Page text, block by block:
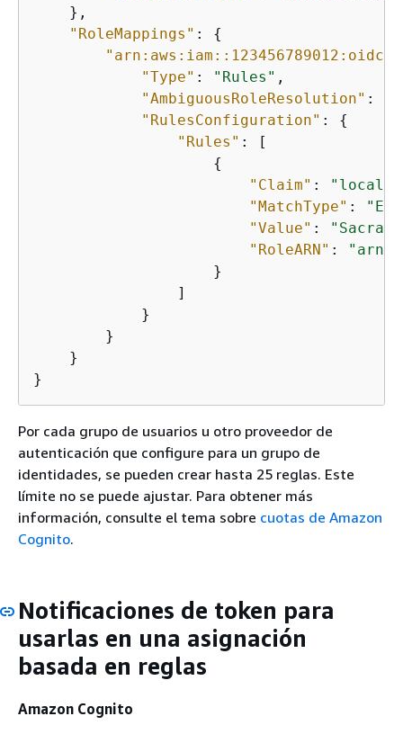
    },
"RoleMappings" : {
"arn:aws:iam::123456789012:oidc-
"Type" : "Rules" ,
"AmbiguousRoleResolution" :
"RulesConfiguration" : {
"Rules" : [
{
"Claim" : "locale"
"MatchType" :
"Value" :
"RoleARN" :
                    }
                ]
            }
        }
    }
}
Por cada grupo de usuarios u otro proveedor de
autenticación que configure para un grupo de
identidades, se pueden crear hasta 25 reglas. Este
límite no se puede ajustar. Para obtener más
información, consulte el tema sobre cuotas de Amazon
Cognito.
Notificaciones de token para
usarlas en una asignación
basada en reglas
Amazon Cognito